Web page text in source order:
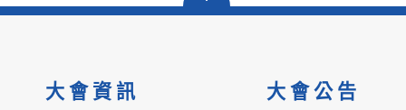
大會資訊 大會公告